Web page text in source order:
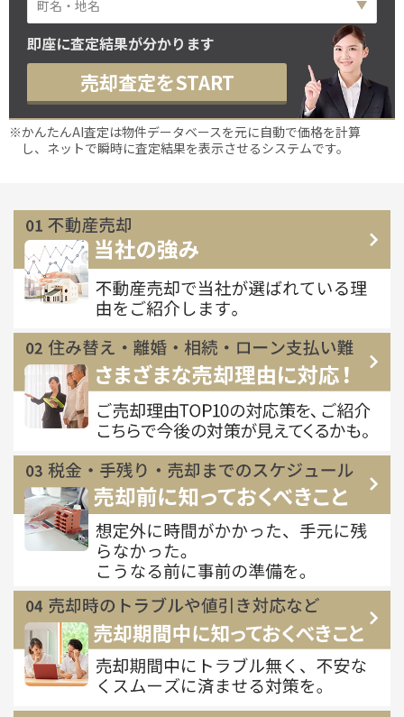
即座に査定結果が分かります
売却査定をSTART
※かんたんAI査定は物件データベースを元に自動で価格を計算
し、ネットで瞬時に査定結果を表示させるシステムです。